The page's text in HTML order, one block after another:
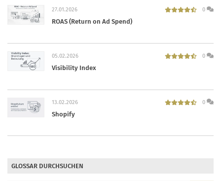
27.01.2026 0
ROAS (Return on Ad Spend)
05.02.2026 0
Visibility Index
13.02.2026 0
Shopify
GLOSSAR DURCHSUCHEN